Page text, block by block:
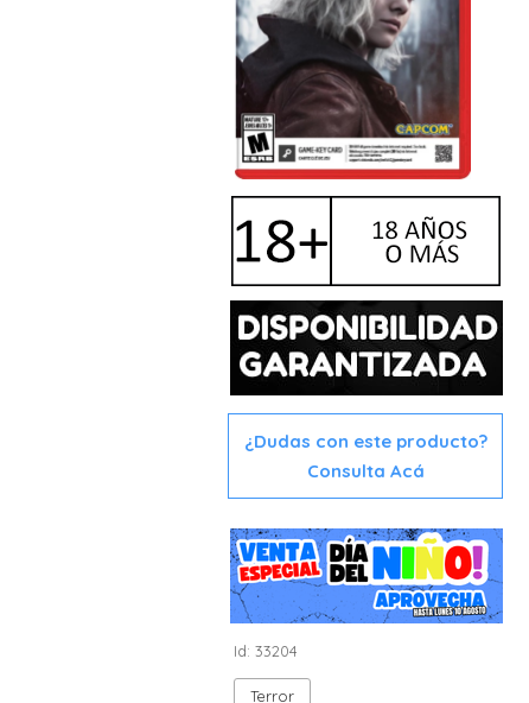
¿Dudas con este producto?
Consulta Acá
Id: 33204
Terror